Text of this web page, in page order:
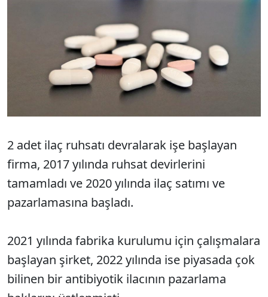
2 adet ilaç ruhsatı devralarak işe başlayan
firma, 2017 yılında ruhsat devirlerini
tamamladı ve 2020 yılında ilaç satımı ve
pazarlamasına başladı.
2021 yılında fabrika kurulumu için çalışmalara
başlayan şirket, 2022 yılında ise piyasada çok
bilinen bir antibiyotik ilacının pazarlama